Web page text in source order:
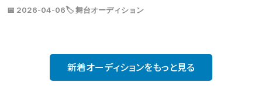
📅 2026-04-06🏷️ 舞台オーディション
新着オーディションをもっと見る